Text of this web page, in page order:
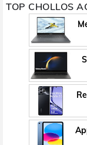
TOP CHOLLOS